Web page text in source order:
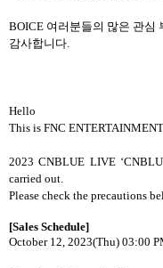
BOICE 여러분들의 많은 관심
감사합니다.
Hello
This is FNC
2023 CNBLUE LIVE
carried out.
Please check the precautions
[Sales Schedule]
October 12, 2023(Thu) 03:00